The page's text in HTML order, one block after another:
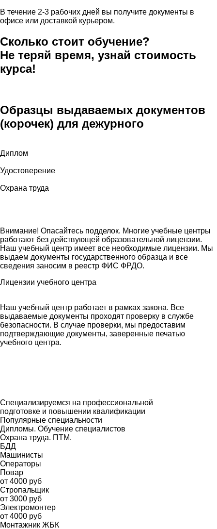
В течение 2-3 рабочих дней вы получите документы в
офисе или доставкой курьером.
Сколько стоит обучение?
Не теряй время, узнай стоимость
курса!
Образцы выдаваемых документов
(корочек) для дежурного
Диплом
Удостоверение
Охрана труда
Внимание! Опасайтесь подделок. Многие учебные центры
работают без действующей образовательной лицензии.
Наш учебный центр имеет все необходимые лицензии. Мы
выдаем документы государственного образца и все
сведения заносим в реестр ФИС ФРДО.
Лицензии учебного центра
Наш учебный центр работает в рамках закона. Все
выдаваемые документы проходят проверку в службе
безопасности. В случае проверки, мы предоставим
подтверждающие документы, заверенные печатью
учебного центра.
Специализируемся на профессиональной
подготовке и повышении квалификации
Популярные специальности
Дипломы. Обучение специалистов
Охрана труда. ПТМ.
БДД
Машинисты
Операторы
Повар
от 4000 руб
Стропальщик
от 3000 руб
Электромонтер
от 4000 руб
Монтажник ЖБК